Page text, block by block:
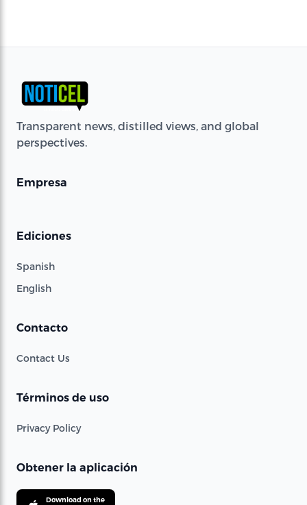
Transparent news, distilled views, and global
perspectives.
Empresa
Ediciones
Spanish
English
Contacto
Contact Us
Términos de uso
Privacy Policy
Obtener la aplicación
Download on the